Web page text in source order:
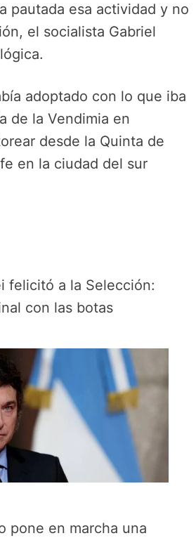
pautada esa actividad y no
el socialista Gabriel
adoptado con lo que iba
de la Vendimia en
desde la Quinta de
en la ciudad del sur
felicitó a la Selección:
con las botas
pone en marcha una